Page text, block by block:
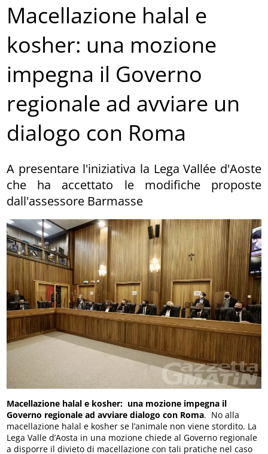
Macellazione halal e
kosher: una mozione
impegna il Governo
regionale ad avviare un
dialogo con Roma
A presentare l'iniziativa la Lega Vallée d'Aoste
che ha accettato le modifiche proposte
dall'assessore Barmasse
Macellazione halal e kosher: una mozione impegna il
Governo regionale ad avviare dialogo con Roma. No alla
macellazione halal e kosher se l’animale non viene stordito. La
Lega Valle d’Aosta in una mozione chiede al Governo regionale
a disporre il divieto di macellazione con tali pratiche nel caso